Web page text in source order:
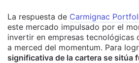
La respuesta de Carmignac
este mercado impulsado por el
invertir en empresas tecnológicas
a merced del momentum. Para
significativa de la cartera se sitúa